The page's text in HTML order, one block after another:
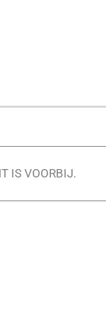
IS VOORBIJ.